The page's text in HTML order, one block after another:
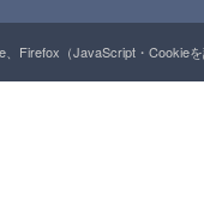
Firefox（JavaScript・Cookie